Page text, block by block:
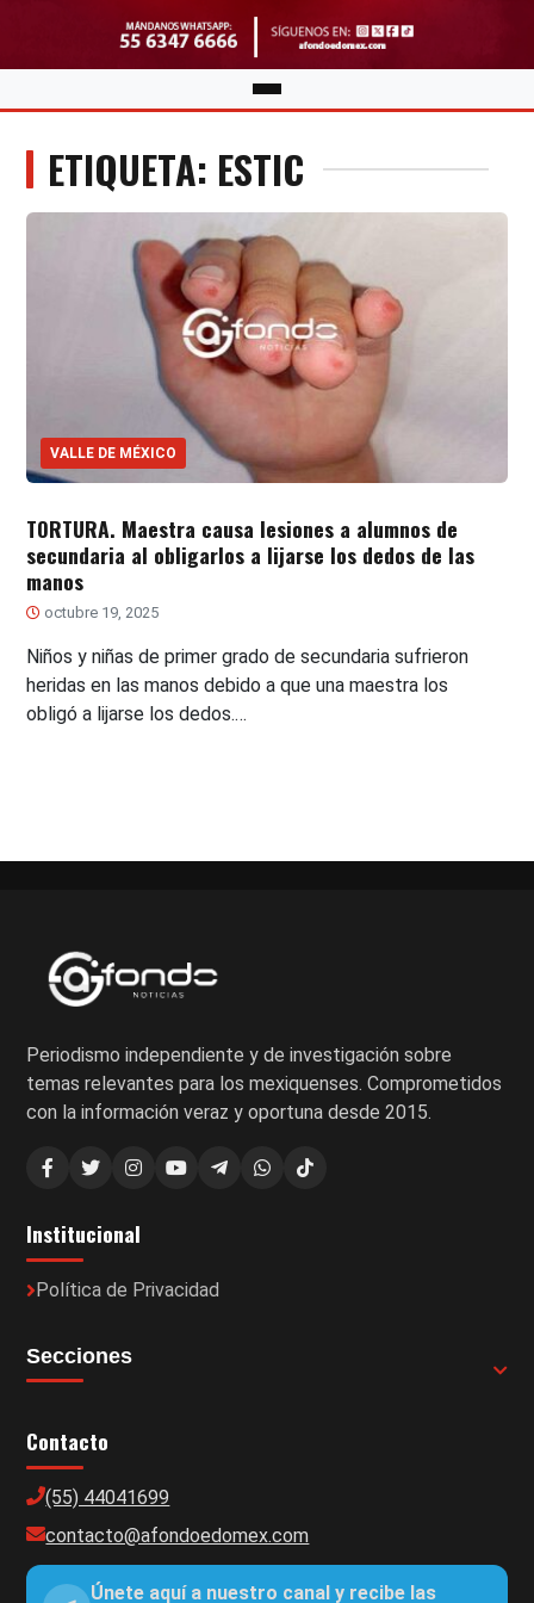
ETIQUETA: ESTIC
VALLE DE MÉXICO
TORTURA. Maestra causa lesiones a alumnos de
secundaria al obligarlos a lijarse los dedos de las
manos
octubre 19, 2025
Niños y niñas de primer grado de secundaria sufrieron
heridas en las manos debido a que una maestra los
obligó a lijarse los dedos.…
Periodismo independiente y de investigación sobre
temas relevantes para los mexiquenses. Comprometidos
con la información veraz y oportuna desde 2015.
Institucional
Política de Privacidad
Secciones
Contacto
(55) 44041699
contacto@afondoedomex.com
Únete aquí a nuestro canal y recibe las